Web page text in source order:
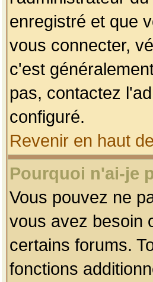
enregistré et que
vous connecter,
c'est
pas, contactez
configuré.
Revenir en haut
Pourquoi n'ai-je
Vous pouvez ne
vous avez besoin
certains forums.
fonctions